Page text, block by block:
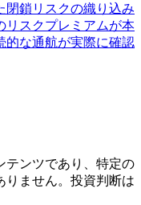
閉鎖リスクの織り込み
リスクプレミアムが本
的な通航が実際に確認
テンツであり、特定の
りません。投資判断は